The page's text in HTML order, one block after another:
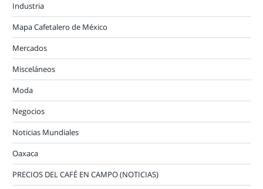
Industria
Mapa Cafetalero de México
Mercados
Misceláneos
Moda
Negocios
Noticias Mundiales
Oaxaca
PRECIOS DEL CAFÉ EN CAMPO (NOTICIAS)